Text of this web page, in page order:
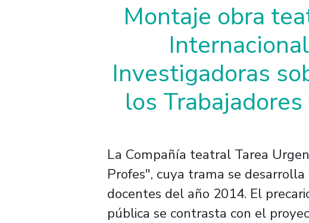
Montaje obra
Investigadoras
los
La Compañía teatral Tarea
Profes", cuya trama se
docentes del año 2014. El
pública se contrasta con el